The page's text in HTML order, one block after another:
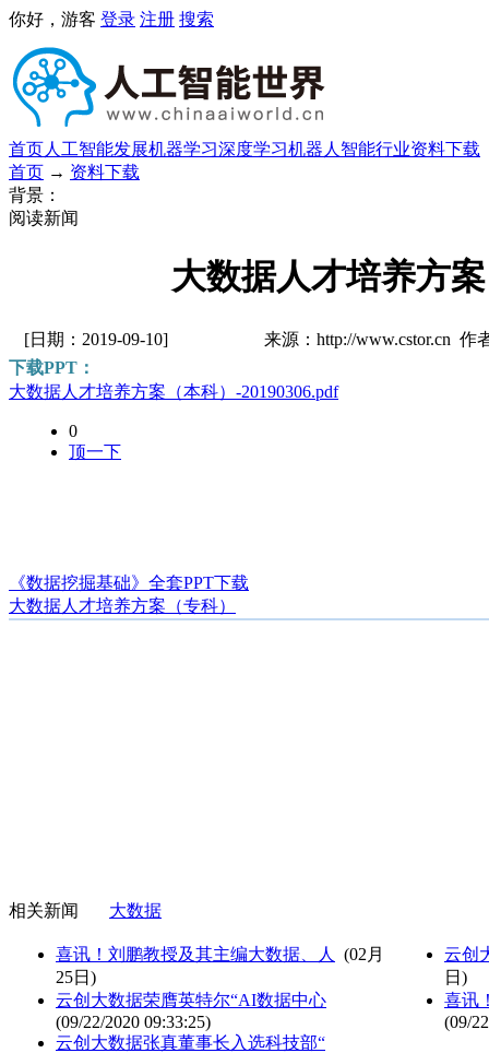
你好，游客 登录 注册 搜索
首页人工智能发展机器学习深度学习机器人 智能行业资料下载
首页 → 资料下载
背景：
阅读新闻
大数据人才培养方
[日期：2019-09-10]
来源：http://www.cstor.cn 作
下载PPT：
大数据人才培养方案（本科）-20190306.pdf
0
顶一下
《数据挖掘基础》全套PPT下载
大数据人才培养方案（专科）
相关新闻 大数据
喜讯！刘鹏教授及其主编大数据、人
(02月
25日)
云创大数据荣膺英特尔“AI数据中心
(09/22/2020 09:33:25)
云创大数据张真董事长入选科技部“
云创
日)
喜讯
(09/